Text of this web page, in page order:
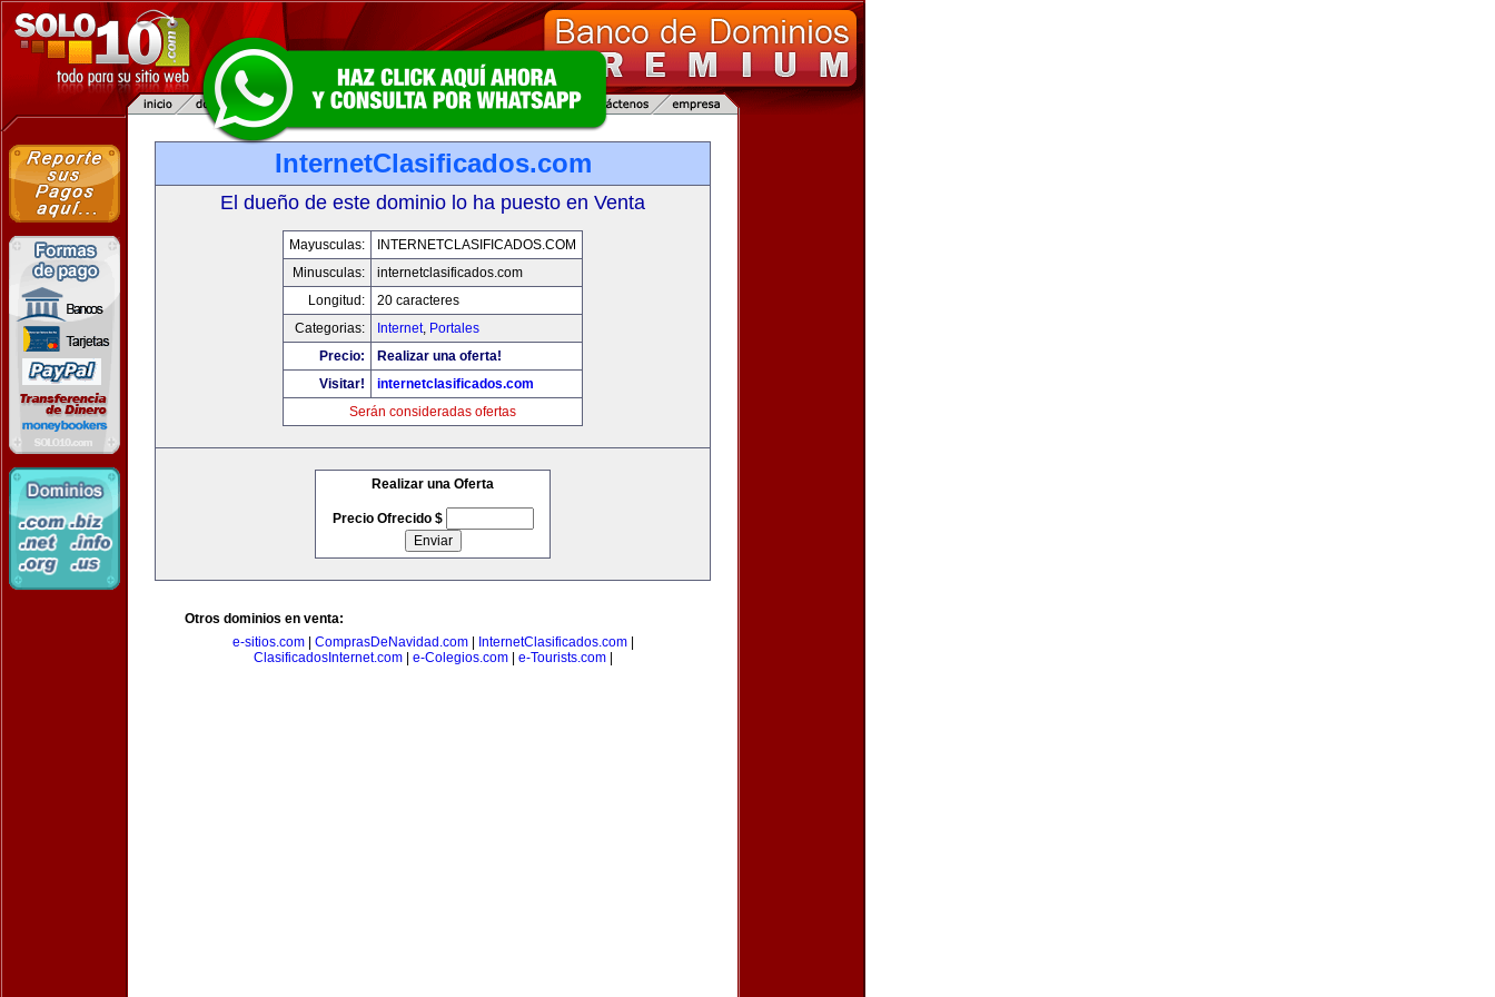
InternetClasificados.com
El dueño de este dominio lo ha puesto en Venta
Mayusculas:
INTERNETCLASIFICADOS.COM
Minusculas:
internetclasificados.com
Longitud:
20 caracteres
Categorias:
Internet, Portales
Precio:
Realizar una oferta!
Visitar!
internetclasificados.com
Serán consideradas ofertas
Realizar una Oferta
Precio Ofrecido $
Otros dominios en venta:
e-sitios.com| ComprasDeNavidad.com| InternetClasificados.com|
ClasificadosInternet.com| e-Colegios.com| e-Tourists.com|